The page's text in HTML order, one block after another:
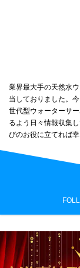
業界最大手の天然水
当しておりました。
世代型ウォーターサ
るよう日々情報収集
びのお役に立てれば